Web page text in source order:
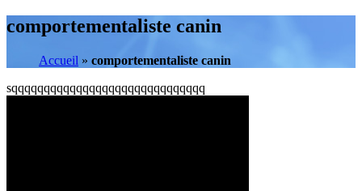
comportementaliste canin
Accueil » comportementaliste canin
sqqqqqqqqqqqqqqqqqqqqqqqqqqqqqq